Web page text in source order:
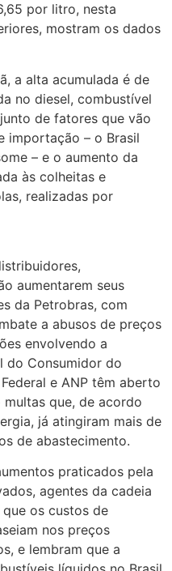
por litro, nesta
mostram os dados
a alta acumulada é de
no diesel, combustível
de fatores que vão
importação – o Brasil
– e o aumento da
às colheitas e
realizadas por
aumentarem seus
da Petrobras, com
a abusos de preços
envolvendo a
do Consumidor do
e ANP têm aberto
que, de acordo
já atingiram mais de
de abastecimento.
praticados pela
agentes da cadeia
os custos de
nos preços
e lembram que a